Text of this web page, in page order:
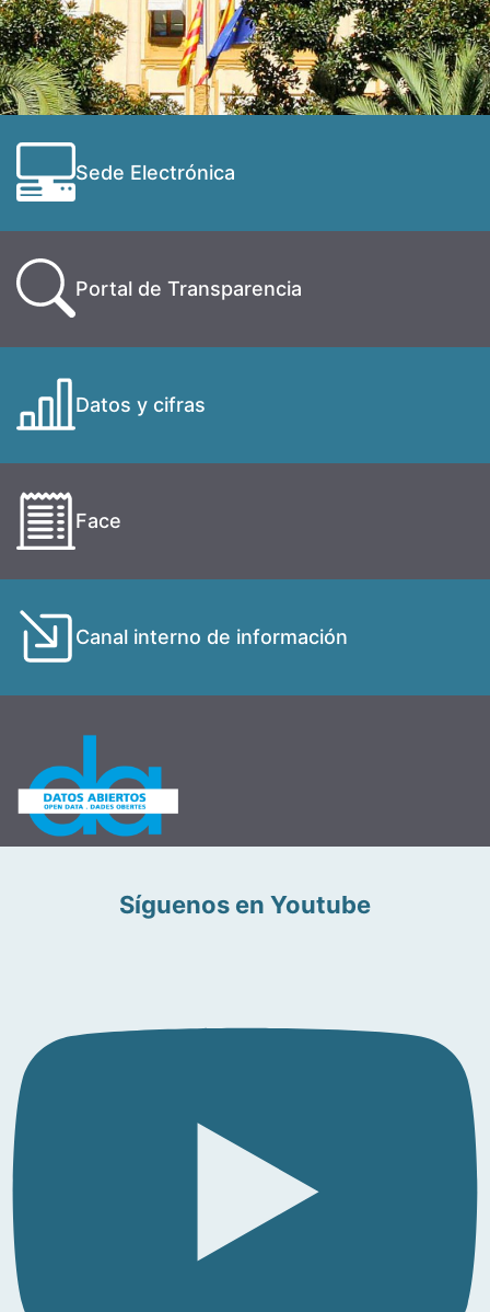
Sede Electrónica
Portal de Transparencia
Datos y cifras
Face
Canal interno de información
Síguenos en Youtube